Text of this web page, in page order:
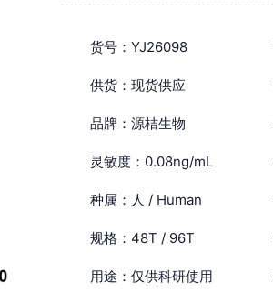
货号：YJ26098
供货：现货供应
品牌：源桔生物
灵敏度：0.08ng/mL
种属：人 / Human
规格：48T / 96T
用途：仅供科研使用